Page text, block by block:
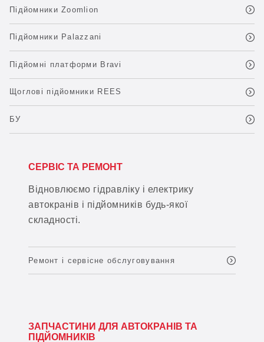
Підйомники Zoomlion
Підйомники Palazzani
Підйомні платформи Bravi
Щоглові підйомники REES
БУ
СЕРВІС ТА РЕМОНТ
Відновлюємо гідравліку і електрику
автокранів і підйомників будь-якої
складності.
Ремонт і сервісне обслуговування
ЗАПЧАСТИНИ ДЛЯ АВТОКРАНІВ ТА
ПІДЙОМНИКІВ